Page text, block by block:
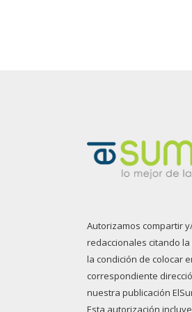
Autorizamos compartir
redaccionales citando
la condición de colocar
correspondiente
nuestra publicación
Esta autorización